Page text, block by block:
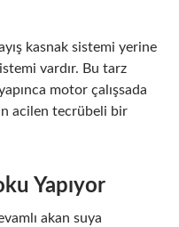
kasnak sistemi yerine
vardır. Bu tarz
motor çalışsada
acilen tecrübeli bir
Yapıyor
akan suya